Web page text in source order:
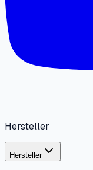
Hersteller
Hersteller